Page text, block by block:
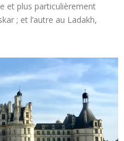
et plus particulièrement
; et l’autre au Ladakh,